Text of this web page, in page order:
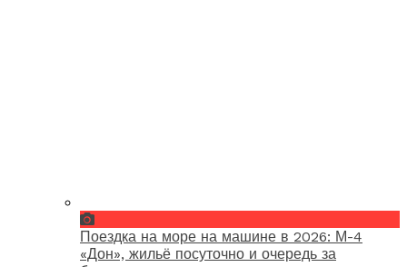
Поездка на море на машине в 2026: М-4
«Дон», жильё посуточно и очередь за